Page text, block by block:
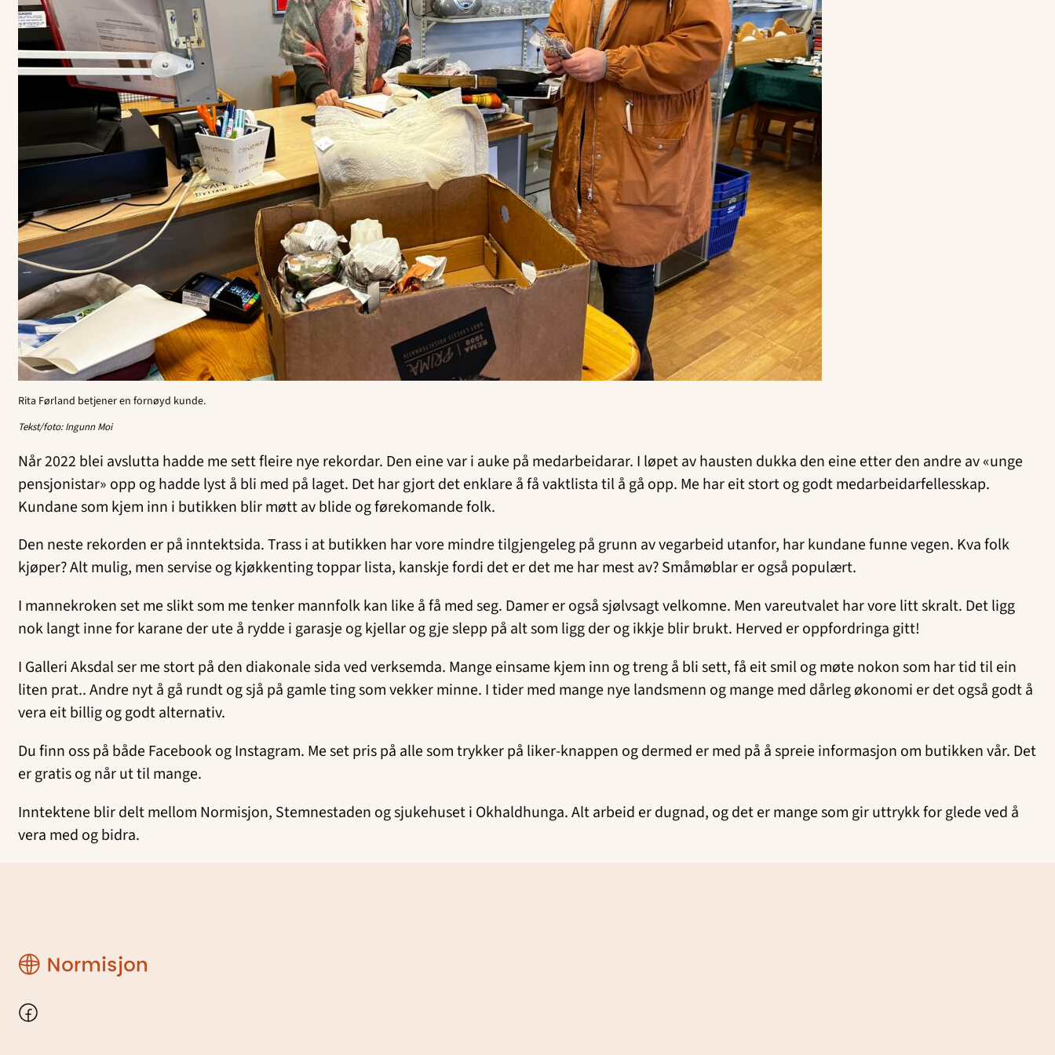
Rita Førland betjener en fornøyd kunde.
Tekst/foto: Ingunn Moi
Når 2022 blei avslutta hadde me sett fleire nye rekordar. Den eine var i auke på medarbeidarar. I løpet av hausten dukka den eine etter den andre av «unge
pensjonistar» opp og hadde lyst å bli med på laget. Det har gjort det enklare å få vaktlista til å gå opp. Me har eit stort og godt medarbeidarfellesskap.
Kundane som kjem inn i butikken blir møtt av blide og førekomande folk.
Den neste rekorden er på inntektsida. Trass i at butikken har vore mindre tilgjengeleg på grunn av vegarbeid utanfor, har kundane funne vegen. Kva folk
kjøper? Alt mulig, men servise og kjøkkenting toppar lista, kanskje fordi det er det me har mest av? Småmøblar er også populært.
I mannekroken set me slikt som me tenker mannfolk kan like å få med seg. Damer er også sjølvsagt velkomne. Men vareutvalet har vore litt skralt. Det ligg
nok langt inne for karane der ute å rydde i garasje og kjellar og gje slepp på alt som ligg der og ikkje blir brukt. Herved er oppfordringa gitt!
I Galleri Aksdal ser me stort på den diakonale sida ved verksemda. Mange einsame kjem inn og treng å bli sett, få eit smil og møte nokon som har tid til ein
liten prat.. Andre nyt å gå rundt og sjå på gamle ting som vekker minne. I tider med mange nye landsmenn og mange med dårleg økonomi er det også godt å
vera eit billig og godt alternativ.
Du finn oss på både Facebook og Instagram. Me set pris på alle som trykker på liker-knappen og dermed er med på å spreie informasjon om butikken vår. Det
er gratis og når ut til mange.
Inntektene blir delt mellom Normisjon, Stemnestaden og sjukehuset i Okhaldhunga. Alt arbeid er dugnad, og det er mange som gir uttrykk for glede ved å
vera med og bidra.
Region
Rogaland
Facebook